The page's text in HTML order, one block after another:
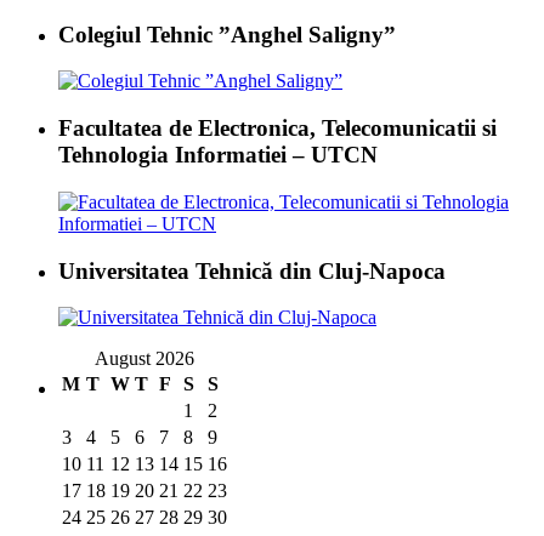
Colegiul Tehnic ”Anghel Saligny”
Facultatea de Electronica, Telecomunicatii si
Tehnologia Informatiei – UTCN
Universitatea Tehnică din Cluj-Napoca
August 2026
M T W T F S
S
1
2
3
4 5 6 7 8
9
10 11 12 13 14 15 16
17 18 19 20 21 22 23
24 25 26 27 28 29 30